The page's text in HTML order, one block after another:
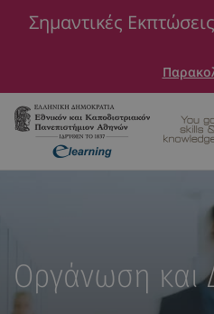
Σημαντικές
Οργάνωση και